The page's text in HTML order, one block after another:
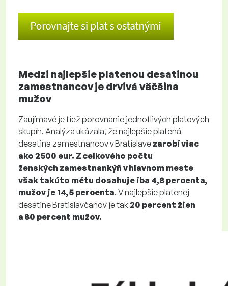
Medzi najlepšie platenou desatinou
zamestnancov je drvivá väčšina
mužov
Zaujímavé je tiež porovnanie jednotlivých platových
skupín. Analýza ukázala, že najlepšie platená
desatina zamestnancov v Bratislave zarobí viac
ako 2500 eur. Z celkového počtu
ženských zamestnankýň v hlavnom meste
však takúto métu dosahuje iba 4,8 percenta,
mužov je 14,5 percenta. V najlepšie platenej
desatine Bratislavčanov je tak20 percent žien
a 80 percent mužov.